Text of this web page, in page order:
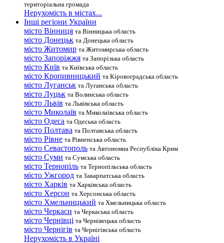
територіальна громада
Нерухомість в містах...
Інші регіони України
місто Вінниця та Вінницька область
місто Донецьк та Донецька область
місто Житомир та Житомирська область
місто Запоріжжя та Запорізька область
місто Київ та Київська область
місто Кропивницький та Кіровоградська область
місто Луганськ та Луганська область
місто Луцьк та Волинська область
місто Львів та Львівська область
місто Миколаїв та Миколаївська область
місто Одеса та Одеська область
місто Полтава та Полтавська область
місто Рівне та Рівненська область
місто Севастополь та Автономна Республіка Крим
місто Суми та Сумська область
місто Тернопіль та Тернопільська область
місто Ужгород та Закарпатська область
місто Харків та Харківська область
місто Херсон та Херсонська область
місто Хмельницький та Хмельницька область
місто Черкаси та Черкаська область
місто Чернівці та Чернівецька область
місто Чернігів та Чернігівська область
Нерухомість в Україні